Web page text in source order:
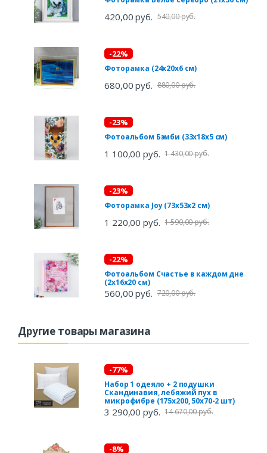
420,00 руб. 540,00 руб.
-22%
Фоторамка (24х20х6 см)
680,00 руб. 880,00 руб.
-23%
Фотоальбом Бэмби (33х18х5 см)
1 100,00 руб. 1 430,00 руб.
-23%
Фоторамка Joy (73х53х2 см)
1 220,00 руб. 1 590,00 руб.
-22%
Фотоальбом Счастье в каждом дне
(2х16х20 см)
560,00 руб. 720,00 руб.
Другие товары магазина
-77%
Набор 1 одеяло + 2 подушки
Скандинавия, лебяжий пух в
микрофибре (175х200, 50х70-2 шт)
3 290,00 руб. 14 670,00 руб.
-8%